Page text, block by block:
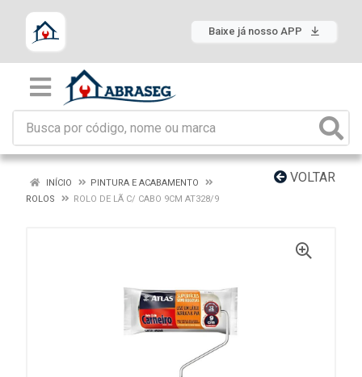
Baixe já nosso APP
VOLTAR
INÍCIO
PINTURA E ACABAMENTO
ROLOS
ROLO DE LÃ C/ CABO 9CM AT328/9